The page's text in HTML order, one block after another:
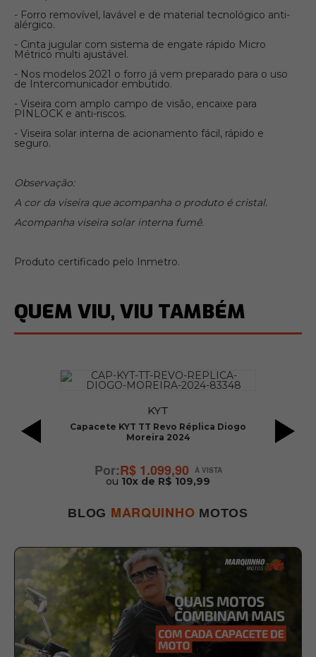
- Forro removível, lavável e de material tecnológico anti-
alérgico.
- Cinta jugular com sistema de engate rápido Micro
Métrico multi ajustável.
- Nos modelos 2021 o forro já vem preparado para o uso
de Intercomunicador embutido.
- Viseira com amplo campo de visão, encaixe para
PINLOCK e anti-riscos.
- Viseira solar interna de acionamento fácil, rápido e
seguro.
Observação:
A cor da viseira que acompanha o produto é cristal.
Acompanha viseira solar interna fumê.
Produto certificado pelo Inmetro.
QUEM VIU, VIU TAMBÉM
KYT
Capacete KYT TT Revo Réplica Diogo
Moreira 2024
R$ 1.099,90
ou 10x de R$ 109,99
BLOG MARQUINHO MOTOS